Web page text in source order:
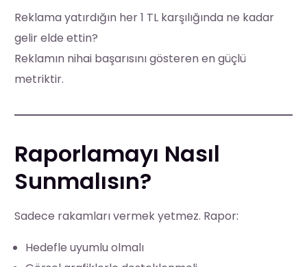
Reklama yatırdığın her 1 TL karşılığında ne kadar
gelir elde ettin?
Reklamın nihai başarısını gösteren en güçlü
metriktir.
Raporlamayı Nasıl
Sunmalısın?
Sadece rakamları vermek yetmez. Rapor:
Hedefle uyumlu olmalı